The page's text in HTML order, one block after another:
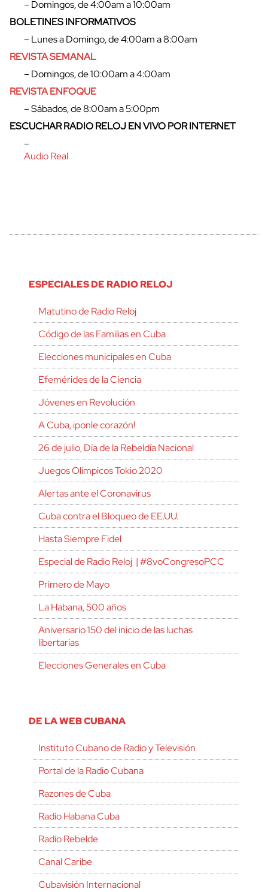
cerrar
– Domingos, de 4:00am a 10:00am
BOLETINES INFORMATIVOS
– Lunes a Domingo, de 4:00am a 8:00am
REVISTA SEMANAL
– Domingos, de 10:00am a 4:00am
REVISTA ENFOQUE
– Sábados, de 8:00am a 5:00pm
ESCUCHAR RADIO RELOJ EN VIVO POR INTERNET
–
Audio Real
ESPECIALES DE RADIO RELOJ
Matutino de Radio Reloj
Código de las Familias en Cuba
Elecciones municipales en Cuba
Efemérides de la Ciencia
Jóvenes en Revolución
A Cuba, ¡ponle corazón!
26 de julio, Día de la Rebeldía Nacional
Juegos Olímpicos Tokio 2020
Alertas ante el Coronavirus
Cuba contra el Bloqueo de EE.UU.
Hasta Siempre Fidel
Especial de Radio Reloj | #8voCongresoPCC
Primero de Mayo
La Habana, 500 años
Aniversario 150 del inicio de las luchas
libertarias
Elecciones Generales en Cuba
DE LA WEB CUBANA
Instituto Cubano de Radio y Televisión
Portal de la Radio Cubana
Razones de Cuba
Radio Habana Cuba
Radio Rebelde
Canal Caribe
Cubavisión Internacional